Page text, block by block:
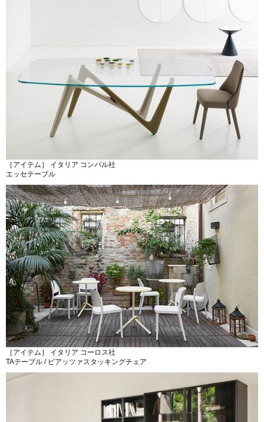
［アイテム］ イタリア コンパル社
エッセテーブル
［アイテム］ イタリア コーロス社
TAテーブル / ピアッツァスタッキングチェア